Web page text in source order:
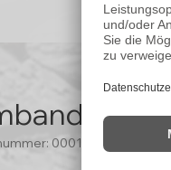
00013